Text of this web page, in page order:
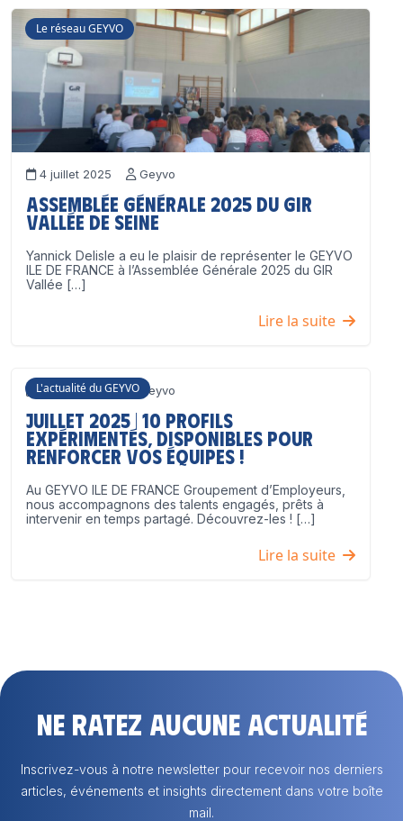
Le réseau GEYVO
4 juillet 2025 Geyvo
Assemblée Générale 2025 du GIR
Vallée de Seine
Yannick Delisle a eu le plaisir de représenter le GEYVO
ILE DE FRANCE à l’Assemblée Générale 2025 du GIR
Vallée […]
Lire la suite
L'actualité du GEYVO
3 juillet 2025 Geyvo
Juillet 2025 | 10 profils
expérimentés, disponibles pour
renforcer vos équipes !
Au GEYVO ILE DE FRANCE Groupement d’Employeurs,
nous accompagnons des talents engagés, prêts à
intervenir en temps partagé. Découvrez-les ! […]
Lire la suite
Ne ratez aucune actualité
Inscrivez-vous à notre newsletter pour recevoir nos derniers
articles, événements et insights directement dans votre boîte
mail.